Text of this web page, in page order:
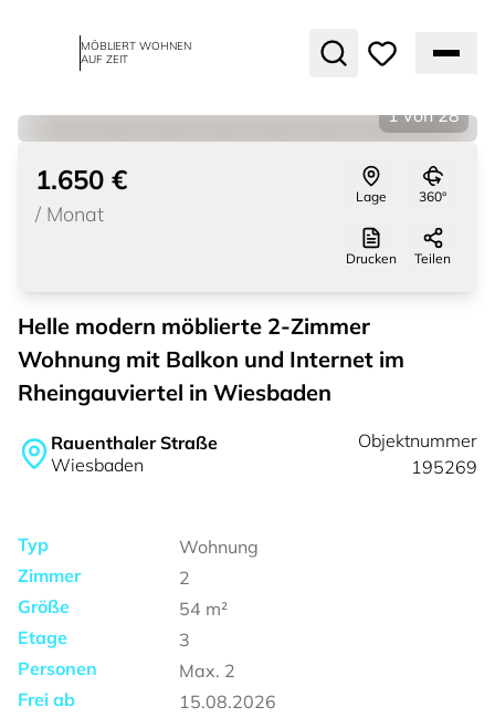
MÖBLIERT WOHNEN
AUF ZEIT
1 von 28
1.650 €
/ Monat
Lage 360°
Drucken Teilen
Helle modern möblierte 2-Zimmer
Wohnung mit Balkon und Internet im
Rheingauviertel in Wiesbaden
Rauenthaler Straße
Wiesbaden
Objektnummer
195269
Typ
Wohnung
Zimmer
2
Größe
54 m²
Etage
3
Personen
Max. 2
Frei ab
15.08.2026